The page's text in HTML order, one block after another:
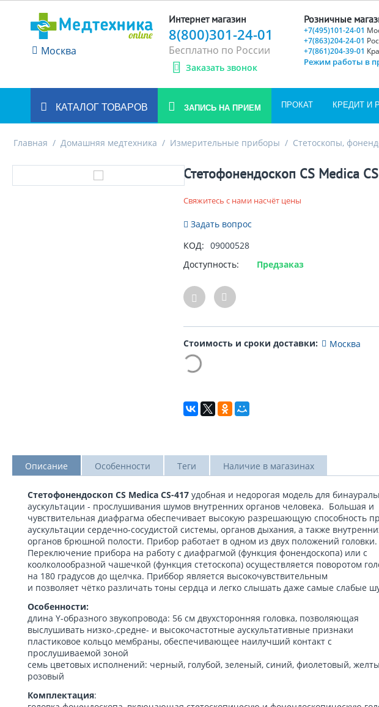
Москва
Интернет магазин
8(800)301-24-01
Бесплатно по России
Заказать звонок
Розничные
+7(495)101-24-01
+7(863)204-24-01
+7(861)204-39-01
Режим работы в
КАТАЛОГ ТОВАРОВ ЗАПИСЬ НА ПРИЕМ ПРОКАТ КРЕДИТ И
Главная / Домашняя медтехника / Измерительные приборы / Стетоскопы,
Стетофонендоскоп CS Medica
Свяжитесь с нами насчёт цены
Задать вопрос
КОД: 09000528
Доступность:
Предзаказ
Стоимость и сроки доставки: Москва
Описание Особенности Теги Наличие в магазинах
Стетофонендоскоп CS Medica CS-417 удобная и недорогая модель для
аускультации - прослушивания шумов внутренних органов человека. Большая и
чувствительная диафрагма обеспечивает высокую разрешающую способность
аускультации сердечно-сосудистой системы, органов дыхания, а также
органов брюшной полости. Прибор работает в одном из двух положений головки.
Переключение прибора на работу с диафрагмой (функция фонендоскопа) или с
коолколообразной чашечкой (функция стетоскопа) осуществляется поворотом
на 180 градусов до щелчка. Приббор является высокочувствительным
и позволяет чётко различать тоны сердца и легко слышать даже самые слабые
Особенности:
длина Y-образного звукопровода: 56 см двухсторонняя головка, позволяющая
выслушивать низко-,средне- и высокочастотные аускультативные признаки
пластиковое кольцо мембраны, обеспечивающее наилучший контакт с
прослушиваемой зоной
семь цветовых исполнений: черный, голубой, зеленый, синий, фиолетовый,
розовый
Комплектация: